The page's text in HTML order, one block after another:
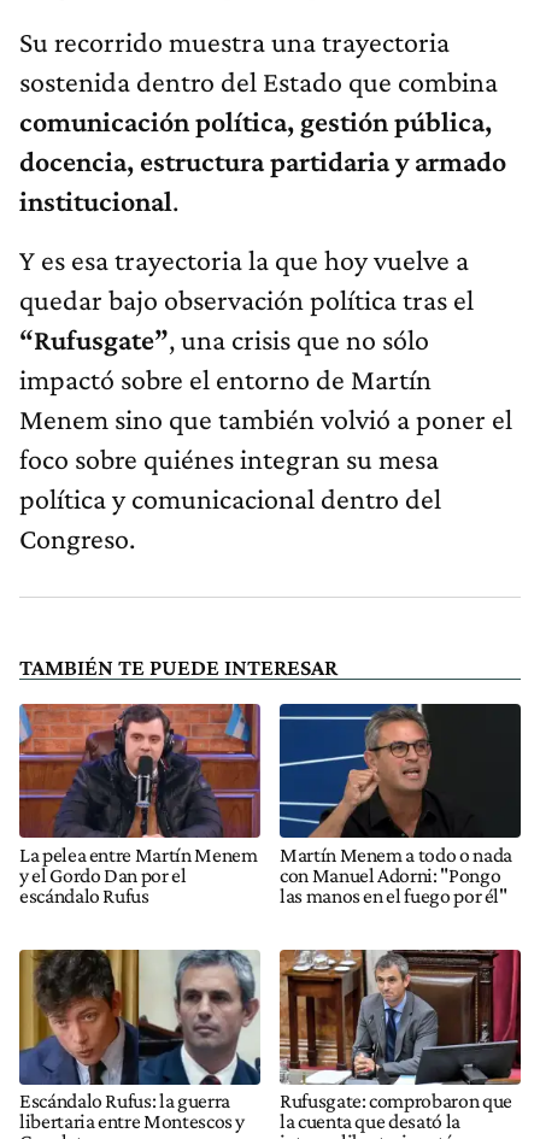
Su recorrido muestra una trayectoria
sostenida dentro del Estado que combina
comunicación política, gestión pública,
docencia, estructura partidaria y armado
institucional.
Y es esa trayectoria la que hoy vuelve a
quedar bajo observación política tras el
“Rufusgate”, una crisis que no sólo
impactó sobre el entorno de Martín
Menem sino que también volvió a poner el
foco sobre quiénes integran su mesa
política y comunicacional dentro del
Congreso.
TAMBIÉN TE PUEDE INTERESAR
La pelea entre Martín Menem
y el Gordo Dan por el
escándalo Rufus
Martín Menem a todo o nada
con Manuel Adorni: "Pongo
las manos en el fuego por él"
Escándalo Rufus: la guerra
libertaria entre Montescos y
Rufusgate: comprobaron que
la cuenta que desató la